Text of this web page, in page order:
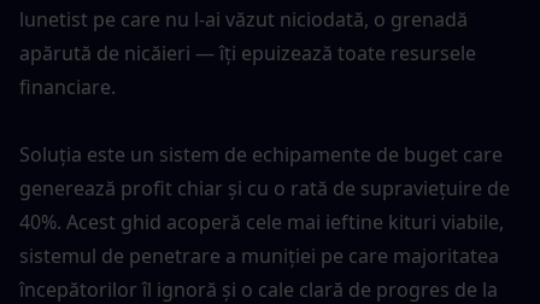
lunetist pe care nu l-ai văzut niciodată, o grenadă
apărută de nicăieri — îți epuizează toate resursele
financiare.
Soluția este un sistem de echipamente de buget care
generează profit chiar și cu o rată de supraviețuire de
40%. Acest ghid acoperă cele mai ieftine kituri viabile,
sistemul de penetrare a muniției pe care majoritatea
începătorilor îl ignoră și o cale clară de progres de la